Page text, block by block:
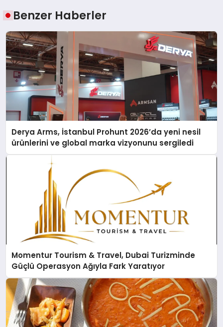
Benzer Haberler
Derya Arms, İstanbul Prohunt 2026’da yeni nesil
ürünlerini ve global marka vizyonunu sergiledi
Momentur Tourism & Travel, Dubai Turizminde
Güçlü Operasyon Ağıyla Fark Yaratıyor